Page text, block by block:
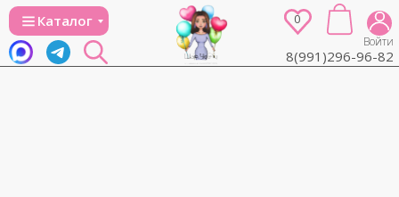
Каталог
Войти
0
8(991)296-96-82